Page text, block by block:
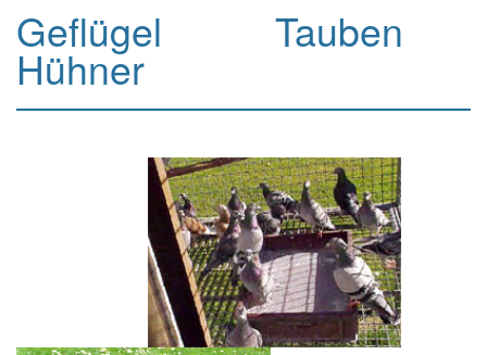
Geflügel Tauben
Hühner